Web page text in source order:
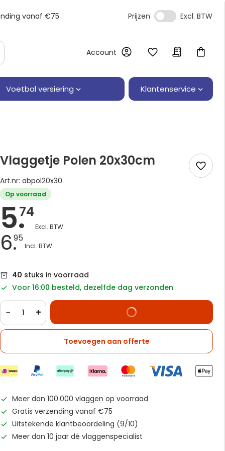
vanaf €75 Prijzen
Account
Voetbal versiering Klantenservice
Vlaggetje Polen 20x30cm
Art.nr: abpol20x30
Op voorraad
5.74
6.95
40 stuks in voorraad
Voor 16:00 besteld, dezelfde dag verzonden
− +
Toevoegen aan offerte
Meer dan 100.000 vlaggen op voorraad
Gratis verzending vanaf €75
Uitstekende klantbeoordeling (9/10)
Meer dan 10 jaar dé vlaggenspecialist